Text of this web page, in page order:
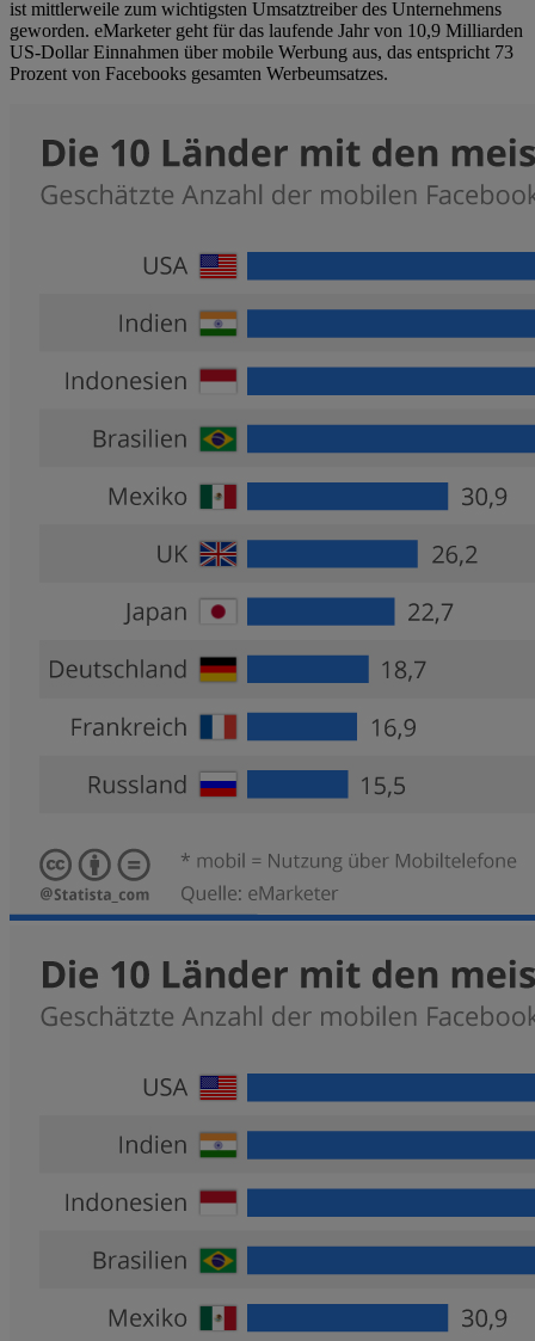
ist mittlerweile zum wichtigsten Umsatztreiber des Unternehmens
geworden. eMarketer geht für das laufende Jahr von 10,9 Milliarden
US-Dollar Einnahmen über mobile Werbung aus, das entspricht 73
Prozent von Facebooks gesamten Werbeumsatzes.